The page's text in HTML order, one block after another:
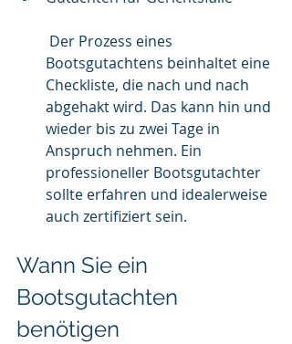
Bootsgutachtens beinhaltet eine
Checkliste, die nach und nach
abgehakt wird. Das kann hin und
wieder bis zu zwei Tage in
Anspruch nehmen. Ein
professioneller Bootsgutachter
sollte erfahren und idealerweise
auch zertifiziert sein.
Wann Sie ein
Bootsgutachten
benötigen